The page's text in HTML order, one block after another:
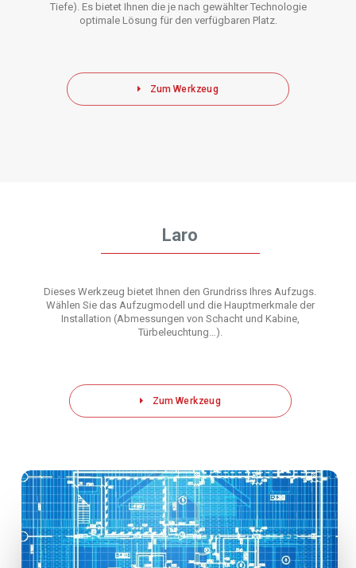
Tiefe). Es bietet Ihnen die je nach gewählter Technologie
optimale Lösung für den verfügbaren Platz.
Zum Werkzeug
Laro
Dieses Werkzeug bietet Ihnen den Grundriss Ihres Aufzugs.
Wählen Sie das Aufzugmodell und die Hauptmerkmale der
Installation (Abmessungen von Schacht und Kabine,
Türbeleuchtung…).
Zum Werkzeug